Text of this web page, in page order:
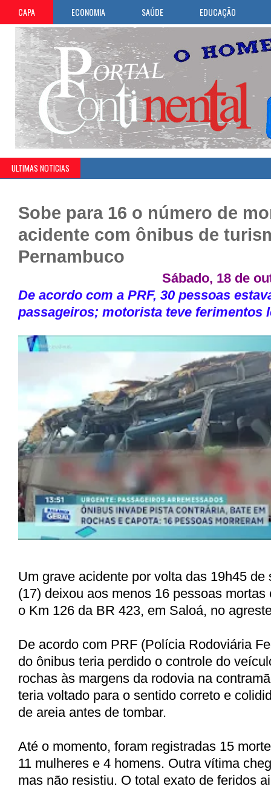
CAPA ECONOMIA SAÚDE EDUCAÇÃO
ULTIMAS NOTICIAS
Sobe para 16 o número de
acidente com ônibus de
Pernambuco
Sábado, 18 de
De acordo com a PRF, 30 pessoas
passageiros; motorista teve ferimentos
Um grave acidente por volta das 19h45 de
(17) deixou aos menos 16 pessoas mortas
o Km 126 da BR 423, em Saloá, no
De acordo com PRF (Polícia Rodoviária
do ônibus teria perdido o controle do
rochas às margens da rodovia na
teria voltado para o sentido correto e
de areia antes de tombar.
Até o momento, foram registradas 15
11 mulheres e 4 homens. Outra vítima
mas não resistiu. O total exato de feridos